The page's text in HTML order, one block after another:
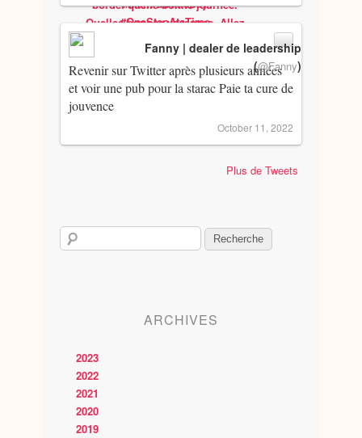
Revenir sur Twitter après plusieurs années
et voir une pub pour la starac Paie ta cure de
jouvence
Fanny | dealer de leadership
(@Fanny)
October 11, 2022
Plus de Tweets
ARCHIVES
2023
2022
2021
2020
2019